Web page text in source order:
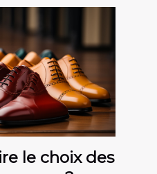
le choix des